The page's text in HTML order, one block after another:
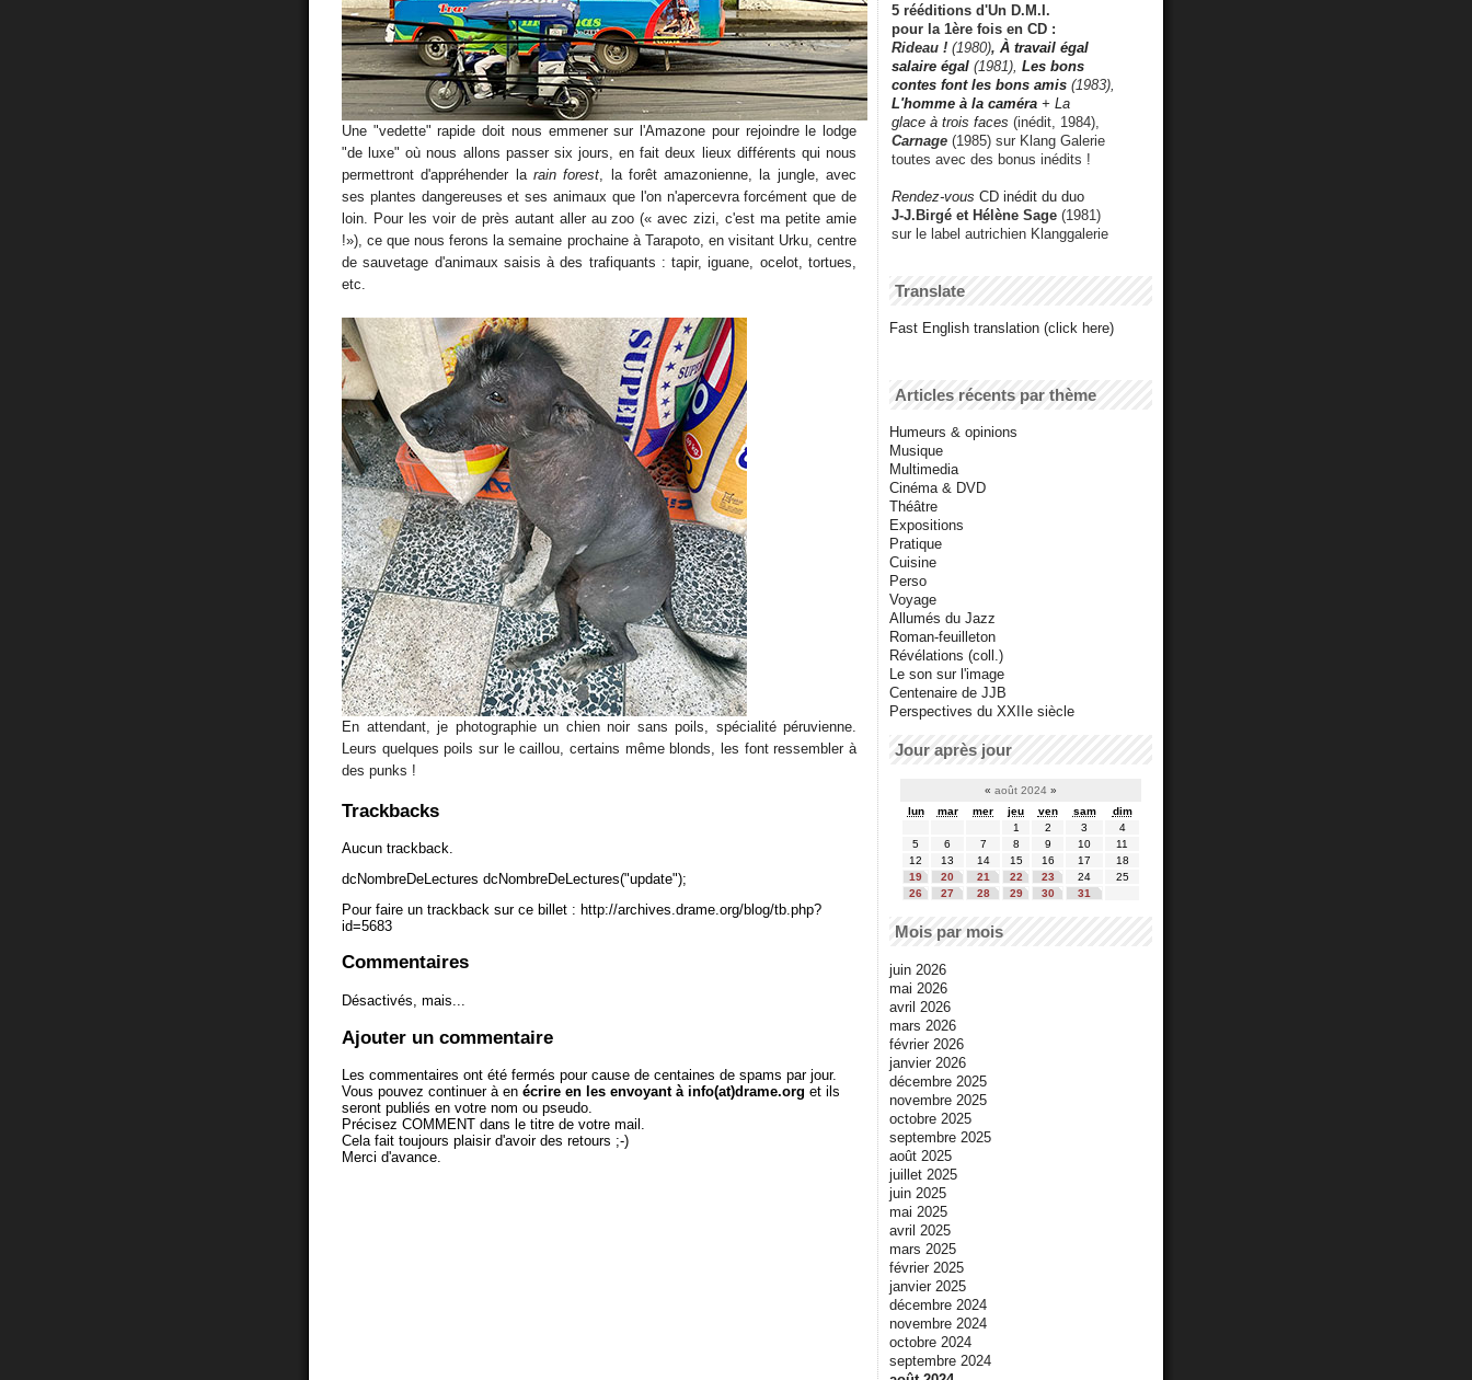
Une "vedette" rapide doit nous emmener sur l'Amazone pour rejoindre le lodge
"de luxe" où nous allons passer six jours, en fait deux lieux différents qui nous
permettront d'appréhender la rain forest , la forêt amazonienne, la jungle, avec
ses plantes dangereuses et ses animaux que l'on n'apercevra forcément que de
loin. Pour les voir de près autant aller au zoo (« avec zizi, c'est ma petite amie
!»), ce que nous ferons la semaine prochaine à Tarapoto, en visitant Urku, centre
de sauvetage d'animaux saisis à des trafiquants : tapir, iguane, ocelot, tortues,
etc.
En attendant, je photographie un chien noir sans poils, spécialité péruvienne.
Leurs quelques poils sur le caillou, certains même blonds, les font ressembler à
des punks !
Trackbacks
Aucun trackback.
dcNombreDeLectures dcNombreDeLectures("update");
Pour faire un trackback sur ce billet : http://archives.drame.org/blog/tb.php?
id=5683
Commentaires
Désactivés, mais...
Ajouter un commentaire
Les commentaires ont été fermés pour cause de centaines de spams par jour.
Vous pouvez continuer à en écrire en les envoyant à info(at)drame.org et ils
seront publiés en votre nom ou pseudo.
Précisez COMMENT dans le titre de votre mail.
Cela fait toujours plaisir d'avoir des retours ;-)
Merci d'avance.
5 rééditions d'Un D.M.I.
pour la 1ère fois en CD :
Rideau ! (1980), À travail égal
salaire égal (1981), Les bons
contes font les bons amis (1983),
L'homme à la caméra + La
glace à trois faces (inédit, 1984),
Carnage (1985) sur Klang Galerie
toutes avec des bonus inédits !
Rendez-vous CD inédit du duo
J-J.Birgé et Hélène Sage (1981)
sur le label autrichien Klanggalerie
Translate
Fast English translation (click here)
Articles récents par thème
Humeurs & opinions
Musique
Multimedia
Cinéma & DVD
Théâtre
Expositions
Pratique
Cuisine
Perso
Voyage
Allumés du Jazz
Roman-feuilleton
Révélations (coll.)
Le son sur l'image
Centenaire de JJB
Perspectives du XXIIe siècle
Jour après jour
« août 2024 »
lun
mar mer jeu ven sam
dim
1
2 3
4
5
6 7 8 9 10
11
12
13 14 15 16 17
18
19
20 21 22 23 24
25
26
27 28 29 30 31
Mois par mois
juin 2026
mai 2026
avril 2026
mars 2026
février 2026
janvier 2026
décembre 2025
novembre 2025
octobre 2025
septembre 2025
août 2025
juillet 2025
juin 2025
mai 2025
avril 2025
mars 2025
février 2025
janvier 2025
décembre 2024
novembre 2024
octobre 2024
septembre 2024